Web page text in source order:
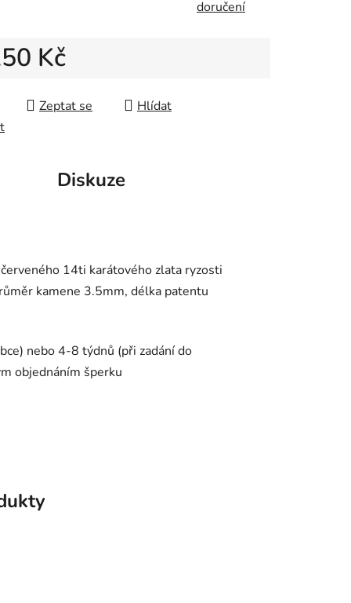
doručení
Kč
Zeptat se
Hlídat
Diskuze
14ti karátového zlata ryzosti
kamene 3.5mm, délka patentu
nebo 4-8 týdnů (při zadání do
objednáním šperku